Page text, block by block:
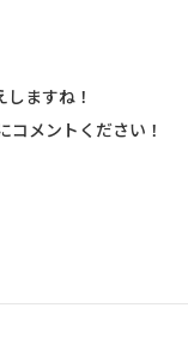
ますね！
メントください！